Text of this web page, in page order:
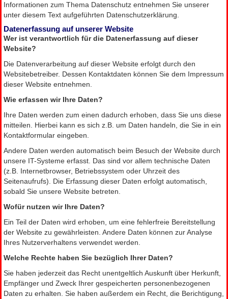
Informationen zum Thema Datenschutz entnehmen Sie unserer
unter diesem Text aufgeführten Datenschutzerklärung.
Datenerfassung auf unserer Website
Wer ist verantwortlich für die Datenerfassung auf dieser
Website?
Die Datenverarbeitung auf dieser Website erfolgt durch den
Websitebetreiber. Dessen Kontaktdaten können Sie dem Impressum
dieser Website entnehmen.
Wie erfassen wir Ihre Daten?
Ihre Daten werden zum einen dadurch erhoben, dass Sie uns diese
mitteilen. Hierbei kann es sich z.B. um Daten handeln, die Sie in ein
Kontaktformular eingeben.
Andere Daten werden automatisch beim Besuch der Website durch
unsere IT-Systeme erfasst. Das sind vor allem technische Daten
(z.B. Internetbrowser, Betriebssystem oder Uhrzeit des
Seitenaufrufs). Die Erfassung dieser Daten erfolgt automatisch,
sobald Sie unsere Website betreten.
Wofür nutzen wir Ihre Daten?
Ein Teil der Daten wird erhoben, um eine fehlerfreie Bereitstellung
der Website zu gewährleisten. Andere Daten können zur Analyse
Ihres Nutzerverhaltens verwendet werden.
Welche Rechte haben Sie bezüglich Ihrer Daten?
Sie haben jederzeit das Recht unentgeltlich Auskunft über Herkunft,
Empfänger und Zweck Ihrer gespeicherten personenbezogenen
Daten zu erhalten. Sie haben außerdem ein Recht, die Berichtigung,